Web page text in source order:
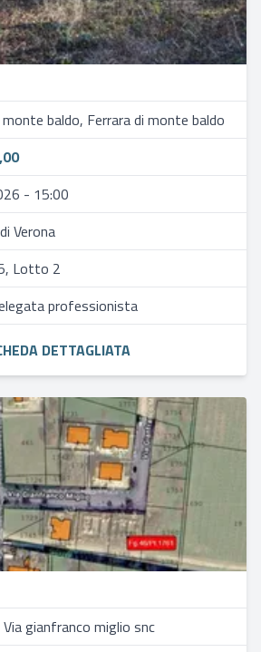
monte baldo, Ferrara di monte baldo
- 15:00
Verona
Lotto 2
professionista
DETTAGLIATA
gianfranco miglio snc